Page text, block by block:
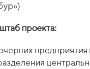
проекта:
предприятия